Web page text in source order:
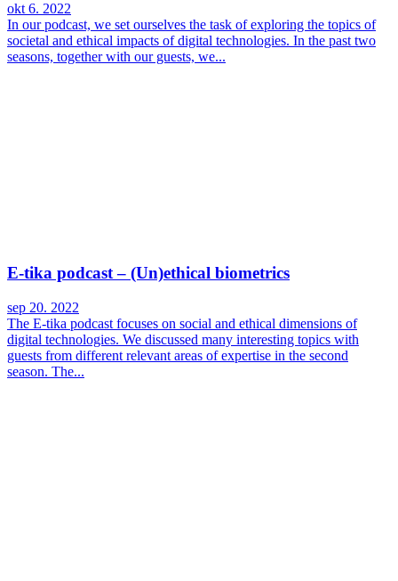
okt 6. 2022
In our podcast, we set ourselves the task of exploring the topics of
societal and ethical impacts of digital technologies. In the past two
seasons, together with our guests, we...
E-tika podcast – (Un)ethical biometrics
sep 20. 2022
The E-tika podcast focuses on social and ethical dimensions of
digital technologies. We discussed many interesting topics with
guests from different relevant areas of expertise in the second
season. The...